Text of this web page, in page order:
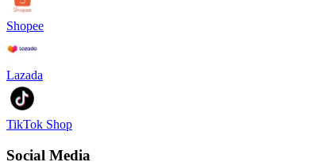
Shopee
Lazada
TikTok Shop
Social Media